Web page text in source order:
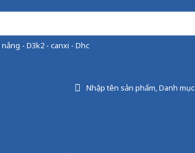
- D3k2 - canxi - Dhc
Nhập tên sản phẩm, Danh mục